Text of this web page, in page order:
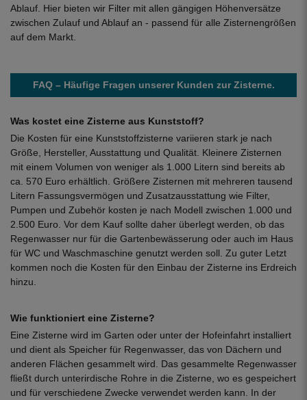
Ablauf. Hier bieten wir Filter mit allen gängigen Höhenversätze
zwischen Zulauf und Ablauf an - passend für alle Zisternengrößen
auf dem Markt.
FAQ – Häufige Fragen unserer Kunden zur Zisterne.
Was kostet eine Zisterne aus Kunststoff?
Die Kosten für eine Kunststoffzisterne variieren stark je nach
Größe, Hersteller, Ausstattung und Qualität. Kleinere Zisternen
mit einem Volumen von weniger als 1.000 Litern sind bereits ab
ca. 570 Euro erhältlich. Größere Zisternen mit mehreren tausend
Litern Fassungsvermögen und Zusatzausstattung wie Filter,
Pumpen und Zubehör kosten je nach Modell zwischen 1.000 und
2.500 Euro. Vor dem Kauf sollte daher überlegt werden, ob das
Regenwasser nur für die Gartenbewässerung oder auch im Haus
für WC und Waschmaschine genutzt werden soll. Zu guter Letzt
kommen noch die Kosten für den Einbau der Zisterne ins Erdreich
hinzu.
Wie funktioniert eine Zisterne?
Eine Zisterne wird im Garten oder unter der Hofeinfahrt installiert
und dient als Speicher für Regenwasser, das von Dächern und
anderen Flächen gesammelt wird. Das gesammelte Regenwasser
fließt durch unterirdische Rohre in die Zisterne, wo es gespeichert
und für verschiedene Zwecke verwendet werden kann. In der